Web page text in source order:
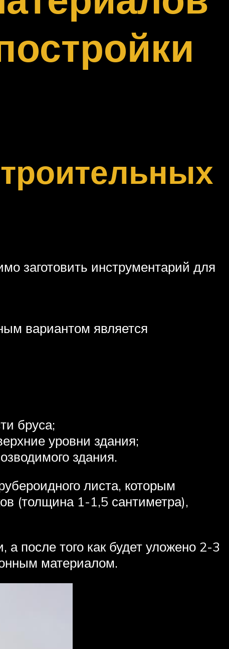
заготовить инструментарий для
вариантом является
бруса;
уровни здания;
здания.
листа, которым
(толщина 1-1,5 сантиметра),
после того как будет уложено 2-3
материалом.